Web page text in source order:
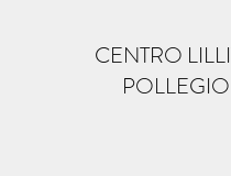
CENTRO
POLLEGIO